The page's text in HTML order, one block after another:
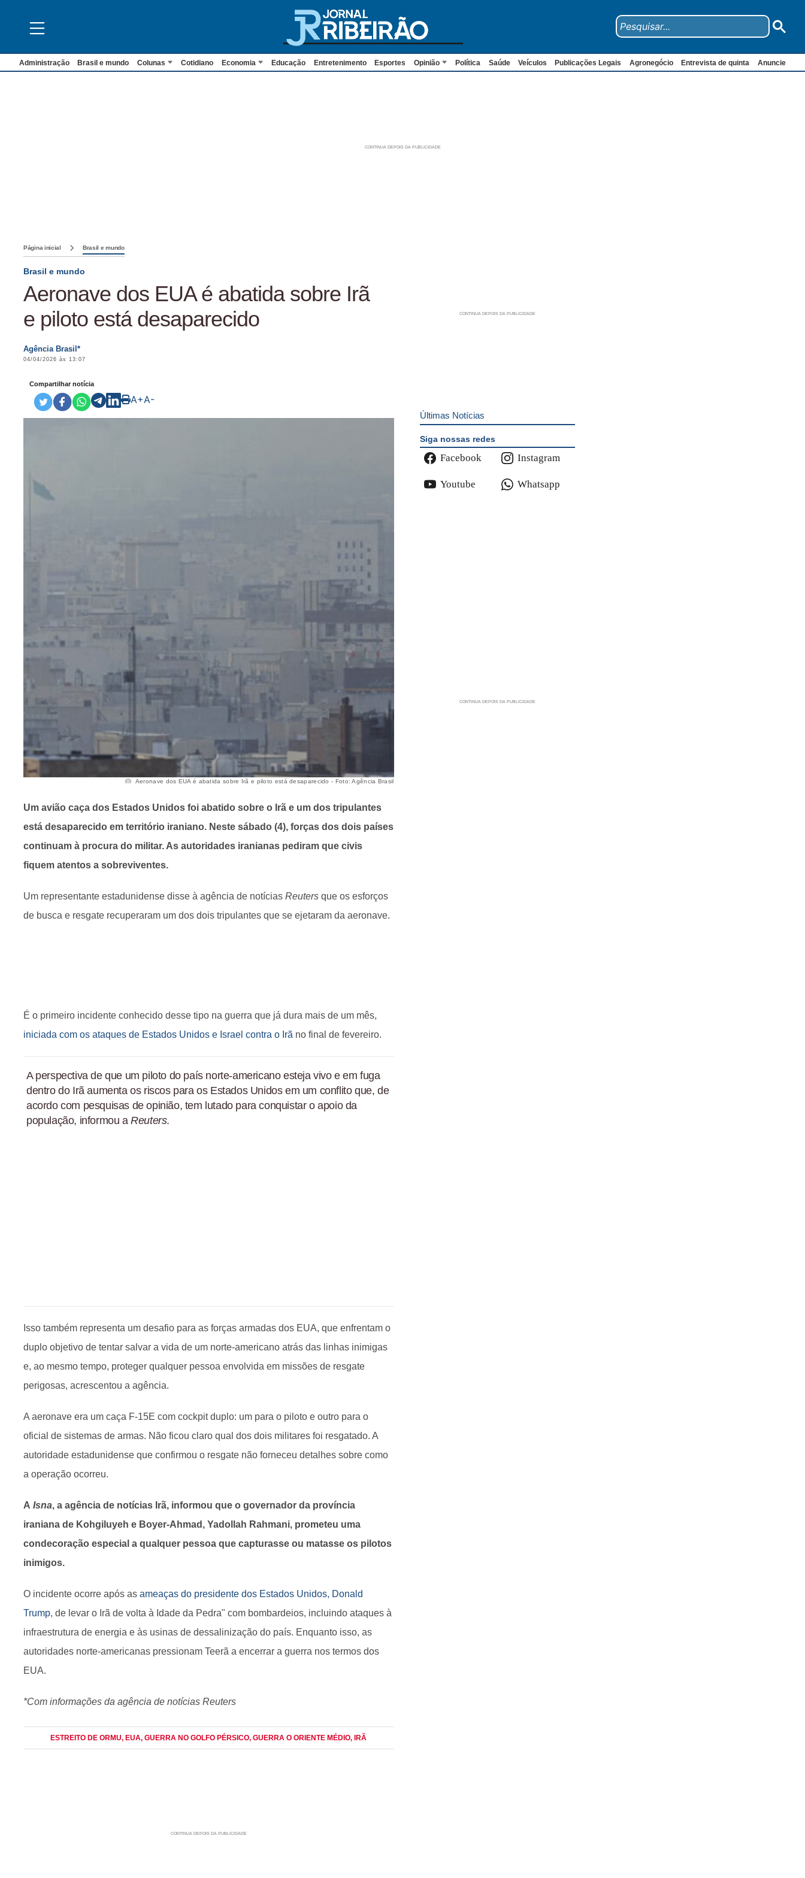
Administração Brasil e mundo Colunas Cotidiano Economia Educação Entretenimento Esportes Opinião Política Saúde Veículos Publicações Legais Agronegócio Entrevista de quinta Anuncie
Página inicial Brasil e mundo
Brasil e mundo
Aeronave dos EUA é abatida sobre Irã
e piloto está desaparecido
Agência Brasil*
04/04/2026 às 13:07
Compartilhar notícia
A+A-
Aeronave dos EUA é abatida sobre Irã e piloto está desaparecido - Foto: Agência Brasil
Um avião caça dos Estados Unidos foi abatido sobre o Irã e um dos tripulantes
está desaparecido em território iraniano. Neste sábado (4), forças dos dois países
continuam à procura do militar. As autoridades iranianas pediram que civis
fiquem atentos a sobreviventes.
Um representante estadunidense disse à agência de notícias Reuters que os esforços
de busca e resgate recuperaram um dos dois tripulantes que se ejetaram da aeronave.
É o primeiro incidente conhecido desse tipo na guerra que já dura mais de um mês,
iniciada com os ataques de Estados Unidos e Israel contra o Irã no final de fevereiro.
A perspectiva de que um piloto do país norte-americano esteja vivo e em fuga
dentro do Irã aumenta os riscos para os Estados Unidos em um conflito que, de
acordo com pesquisas de opinião, tem lutado para conquistar o apoio da
população, informou aReuters.
Isso também representa um desafio para as forças armadas dos EUA, que enfrentam o
duplo objetivo de tentar salvar a vida de um norte-americano atrás das linhas inimigas
e, ao mesmo tempo, proteger qualquer pessoa envolvida em missões de resgate
perigosas, acrescentou a agência.
A aeronave era um caça F-15E com cockpit duplo: um para o piloto e outro para o
oficial de sistemas de armas. Não ficou claro qual dos dois militares foi resgatado. A
autoridade estadunidense que confirmou o resgate não forneceu detalhes sobre como
a operação ocorreu.
A Isna, a agência de notícias Irã, informou que o governador da província
iraniana de Kohgiluyeh e Boyer-Ahmad, Yadollah Rahmani, prometeu uma
condecoração especial a qualquer pessoa que capturasse ou matasse os pilotos
inimigos.
O incidente ocorre após as ameaças do presidente dos Estados Unidos, Donald
Trump, de levar o Irã de volta à Idade da Pedra" com bombardeios, incluindo ataques à
infraestrutura de energia e às usinas de dessalinização do país. Enquanto isso, as
autoridades norte-americanas pressionam Teerã a encerrar a guerra nos termos dos
EUA.
*Com informações da agência de notícias Reuters
ESTREITO DE ORMU, EUA, GUERRA NO GOLFO PÉRSICO, GUERRA O ORIENTE MÉDIO, IRÃ
Últimas Notícias
Siga nossas redes
Facebook Instagram
Youtube Whatsapp